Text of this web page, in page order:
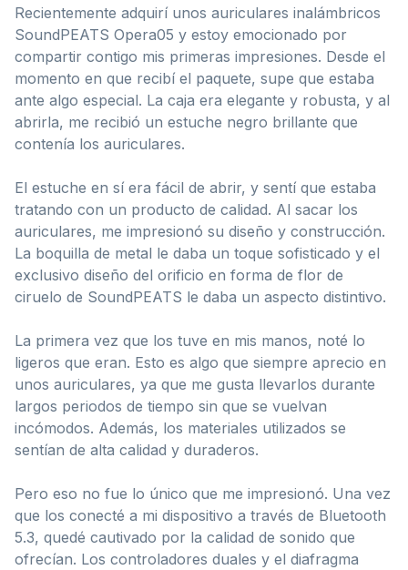
Recientemente adquirí unos auriculares inalámbricos
SoundPEATS Opera05 y estoy emocionado por
compartir contigo mis primeras impresiones. Desde el
momento en que recibí el paquete, supe que estaba
ante algo especial. La caja era elegante y robusta, y al
abrirla, me recibió un estuche negro brillante que
contenía los auriculares.
El estuche en sí era fácil de abrir, y sentí que estaba
tratando con un producto de calidad. Al sacar los
auriculares, me impresionó su diseño y construcción.
La boquilla de metal le daba un toque sofisticado y el
exclusivo diseño del orificio en forma de flor de
ciruelo de SoundPEATS le daba un aspecto distintivo.
La primera vez que los tuve en mis manos, noté lo
ligeros que eran. Esto es algo que siempre aprecio en
unos auriculares, ya que me gusta llevarlos durante
largos periodos de tiempo sin que se vuelvan
incómodos. Además, los materiales utilizados se
sentían de alta calidad y duraderos.
Pero eso no fue lo único que me impresionó. Una vez
que los conecté a mi dispositivo a través de Bluetooth
5.3, quedé cautivado por la calidad de sonido que
ofrecían. Los controladores duales y el diafragma